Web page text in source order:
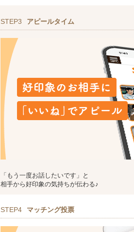
STEP3 アピールタイム
「もう一度お話したいです」と
相手から好印象の気持ちが伝わる♪
STEP4 マッチング投票